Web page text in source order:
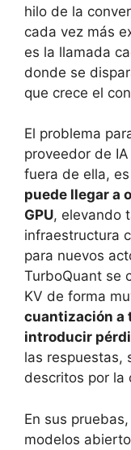
hilo de la
cada vez más
es la llamada
donde se
que crece el
El problema
proveedor de
fuera de ella,
puede llegar a
GPU, elevando
infraestructura
para nuevos
TurboQuant se
KV de forma
cuantización a
introducir
las respuestas,
descritos por la
En sus
modelos